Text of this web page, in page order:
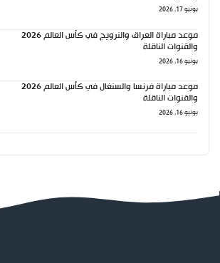
يونيو 17, 2026
موعد مباراة العراق والنرويج في كأس العالم 2026
والقنوات الناقلة
يونيو 16, 2026
موعد مباراة فرنسا والسنغال في كأس العالم 2026
والقنوات الناقلة
يونيو 16, 2026